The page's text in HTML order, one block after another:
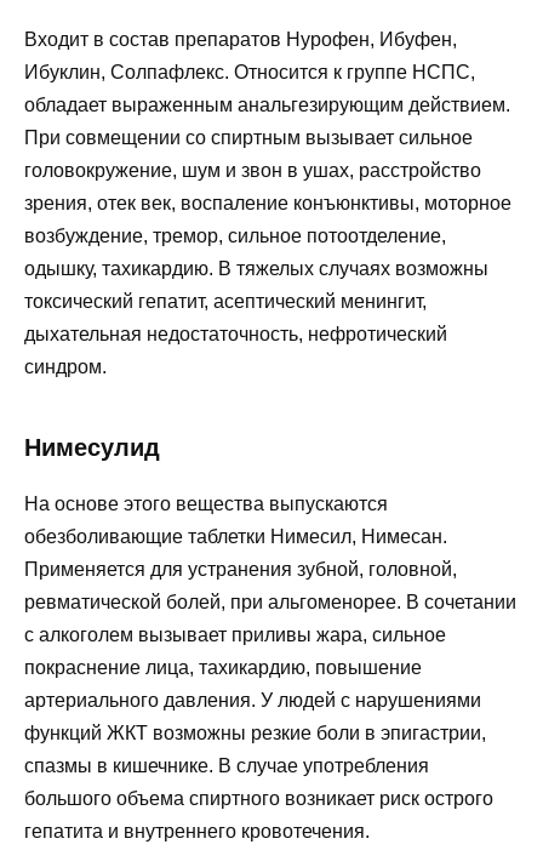
Входит в состав препаратов Нурофен, Ибуфен,
Ибуклин, Солпафлекс. Относится к группе НСПС,
обладает выраженным анальгезирующим действием.
При совмещении со спиртным вызывает сильное
головокружение, шум и звон в ушах, расстройство
зрения, отек век, воспаление конъюнктивы, моторное
возбуждение, тремор, сильное потоотделение,
одышку, тахикардию. В тяжелых случаях возможны
токсический гепатит, асептический менингит,
дыхательная недостаточность, нефротический
синдром.
Нимесулид
На основе этого вещества выпускаются
обезболивающие таблетки Нимесил, Нимесан.
Применяется для устранения зубной, головной,
ревматической болей, при альгоменорее. В сочетании
с алкоголем вызывает приливы жара, сильное
покраснение лица, тахикардию, повышение
артериального давления. У людей с нарушениями
функций ЖКТ возможны резкие боли в эпигастрии,
спазмы в кишечнике. В случае употребления
большого объема спиртного возникает риск острого
гепатита и внутреннего кровотечения.